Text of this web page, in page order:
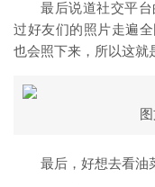
最后说道社交平
过好友们的照片走遍
也会照下来，所以这就
最后，好想去看油